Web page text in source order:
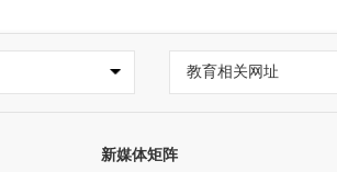
教育相关网址
新媒体矩阵